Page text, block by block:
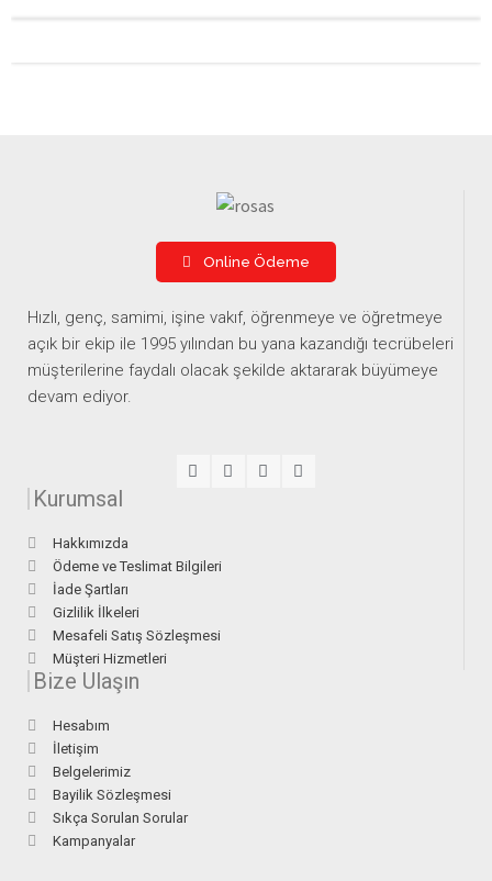
Online Ödeme
Hızlı, genç, samimi, işine vakıf, öğrenmeye ve öğretmeye
açık bir ekip ile 1995 yılından bu yana kazandığı tecrübeleri
müşterilerine faydalı olacak şekilde aktararak büyümeye
devam ediyor.
Kurumsal
Hakkımızda
Ödeme ve Teslimat Bilgileri
İade Şartları
Gizlilik İlkeleri
Mesafeli Satış Sözleşmesi
Müşteri Hizmetleri
Bize Ulaşın
Hesabım
İletişim
Belgelerimiz
Bayilik Sözleşmesi
Sıkça Sorulan Sorular
Kampanyalar